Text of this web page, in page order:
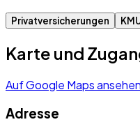
Privatversicherungen
Karte und
Auf Google Maps ansehen
Adresse